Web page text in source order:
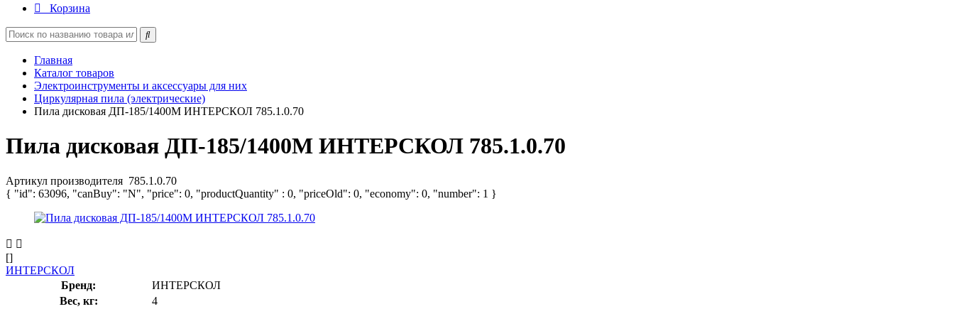
Корзина
Главная
Каталог товаров
Электроинструменты и аксессуары для них
Циркулярная пила (электрические)
Пила дисковая ДП-185/1400М ИНТЕРСКОЛ 785.1.0.70
Пила дисковая ДП-185/1400М ИНТЕРСКОЛ 785.1.0.70
Артикул производителя 785.1.0.70
{ "id": 63096, "canBuy": "N", "price": 0, "productQuantity" : 0, "priceOld": 0, "economy": 0, "number": 1 }
[]
ИНТЕРСКОЛ
Бренд:
ИНТЕРСКОЛ
Вес, кг:
4